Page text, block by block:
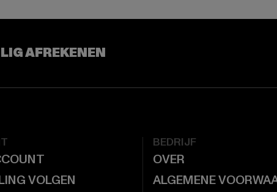
AFREKENEN
VOLGEN
BEDRIJF
OVER
ALGEMENE